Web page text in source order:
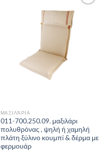
Add to
Wishlist
ΜΑΞΙΛΆΡΙΑ
011-700.250.09. μαξιλάρι
πολυθρόνας , ψηλή ή χαμηλή
πλάτη ξύλινο κουμπί & δέρμα με
φερμουάρ